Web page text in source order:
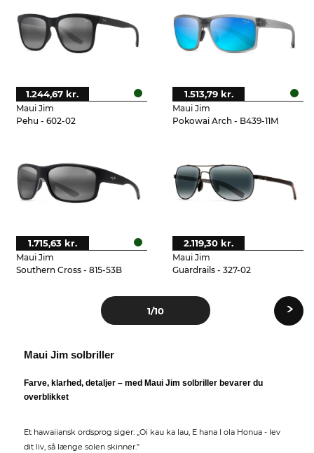
Maui Jim
Pehu - 602-02
1.244,67 kr.
Maui Jim
Pokowai Arch - B439-11M
1.513,79 kr.
Maui Jim
Southern Cross - 815-53B
1.715,63 kr.
Maui Jim
Guardrails - 327-02
2.119,30 kr.
1/10 ›
Maui Jim solbriller
Farve, klarhed, detaljer – med Maui Jim solbriller bevarer du
overblikket
Et hawaiiansk ordsprog siger: „Oi kau ka lau, E hana I ola Honua - lev
dit liv, så længe solen skinner.”